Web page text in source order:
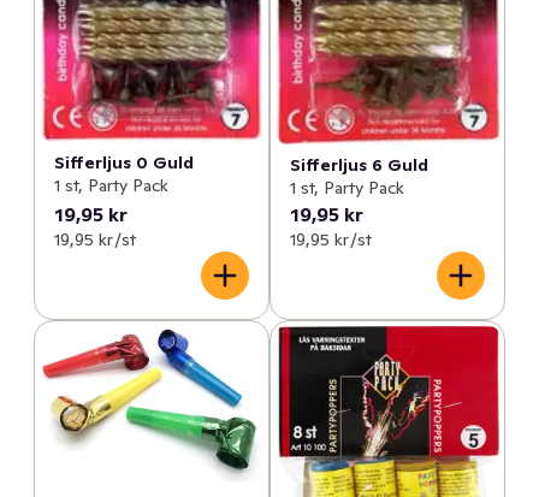
Sifferljus 0 Guld
1 st, Party Pack
19,95 kr
19,95 kr /st
Sifferljus 6 Guld
1 st, Party Pack
19,95 kr
19,95 kr /st